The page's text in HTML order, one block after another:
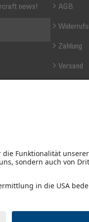
news!
AGB
Zahlung
Versand
*inkl.
Abhängig